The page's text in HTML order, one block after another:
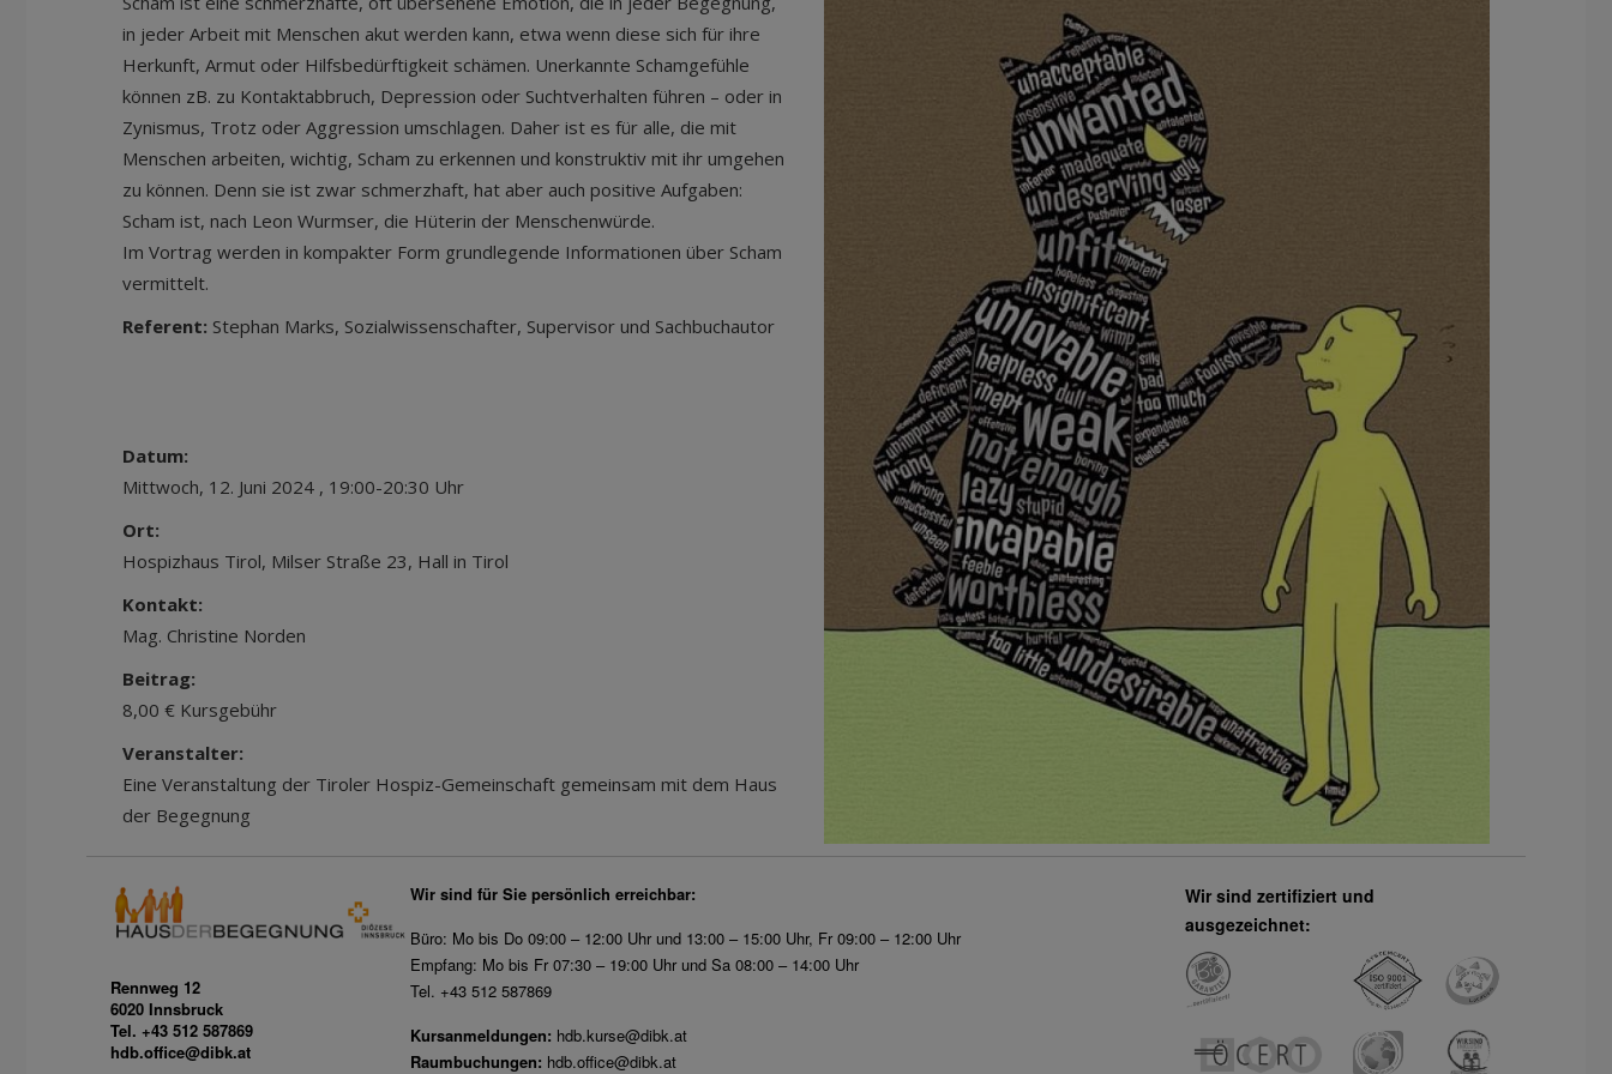
in jeder Arbeit mit Menschen akut werden kann, etwa wenn diese sich für ihre
Herkunft, Armut oder Hilfsbedürftigkeit schämen. Unerkannte Schamgefühle
können zB. zu Kontaktabbruch, Depression oder Suchtverhalten führen – oder in
Zynismus, Trotz oder Aggression umschlagen. Daher ist es für alle, die mit
Menschen arbeiten, wichtig, Scham zu erkennen und konstruktiv mit ihr umgehen
zu können. Denn sie ist zwar schmerzhaft, hat aber auch positive Aufgaben:
Scham ist, nach Leon Wurmser, die Hüterin der Menschenwürde.
Im Vortrag werden in kompakter Form grundlegende Informationen über Scham
vermittelt.
Referent: Stephan Marks, Sozialwissenschafter, Supervisor und Sachbuchautor
Datum:
Mittwoch, 12. Juni 2024 , 19:00-20:30 Uhr
Ort:
Hospizhaus Tirol, Milser Straße 23, Hall in Tirol
Kontakt:
Mag. Christine Norden
Beitrag:
8,00 € Kursgebühr
Veranstalter:
Eine Veranstaltung der Tiroler Hospiz-Gemeinschaft gemeinsam mit dem Haus
der Begegnung
Rennweg 12
6020 Innsbruck
Tel. +43 512 587869
hdb.office@dibk.at
Wir sind für Sie persönlich erreichbar:
Büro: Mo bis Do 09:00 – 12:00 Uhr und 13:00 – 15:00 Uhr, Fr 09:00 – 12:00 Uhr
Empfang: Mo bis Fr 07:30 – 19:00 Uhr und Sa 08:00 – 14:00 Uhr
Tel. +43 512 587869
Kursanmeldungen: hdb.kurse@dibk.at
Raumbuchungen: hdb.office@dibk.at
Wir sind zertifiziert und
ausgezeichnet: